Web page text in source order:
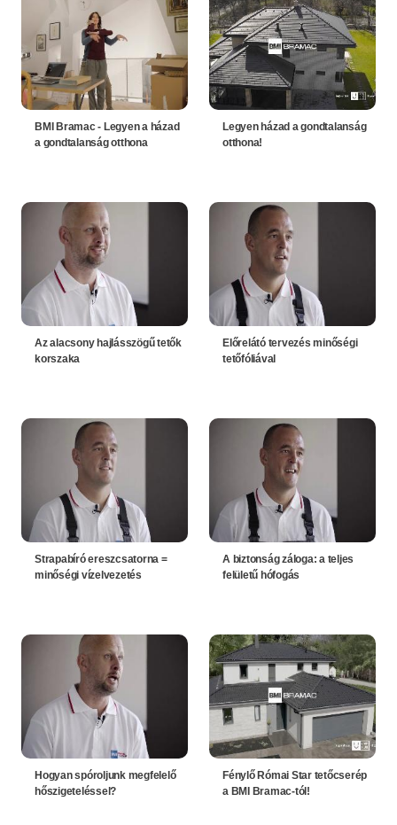
BMI Bramac - Legyen a házad
a gondtalanság otthona
Legyen házad a gondtalanság
otthona!
Az alacsony hajlásszögű tetők
korszaka
Előrelátó tervezés minőségi
tetőfóliával
Strapabíró ereszcsatorna =
minőségi vízelvezetés
A biztonság záloga: a teljes
felületű hófogás
Hogyan spóroljunk megfelelő
hőszigeteléssel?
Fénylő Római Star tetőcserép
a BMI Bramac-tól!